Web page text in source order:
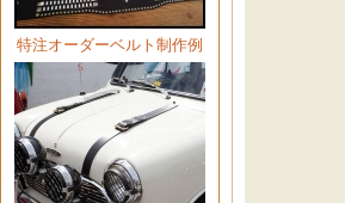
特注オーダーベルト制作例